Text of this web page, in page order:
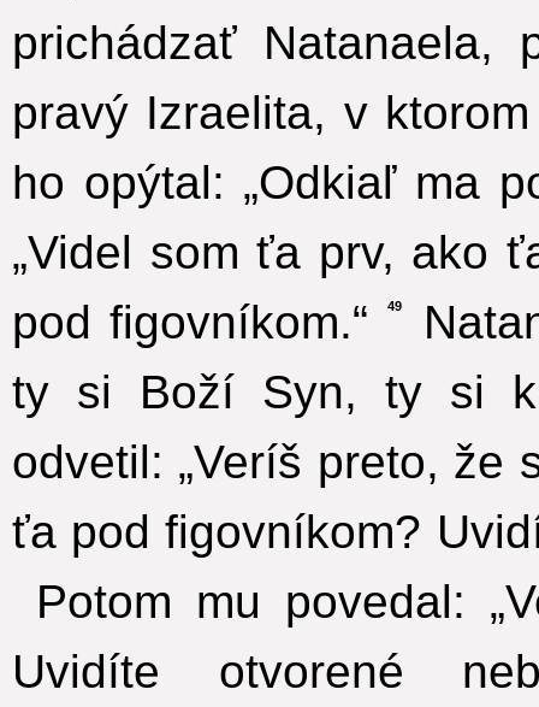
prichádzať Natanaela,
pravý Izraelita, v
ho opýtal: „Odkiaľ ma
„Videl som ťa prv, ako
pod figovníkom.“
49
ty si Boží Syn, ty si
odvetil: „Veríš preto, že
ťa pod figovníkom?
Potom mu povedal:
Uvidíte otvorené